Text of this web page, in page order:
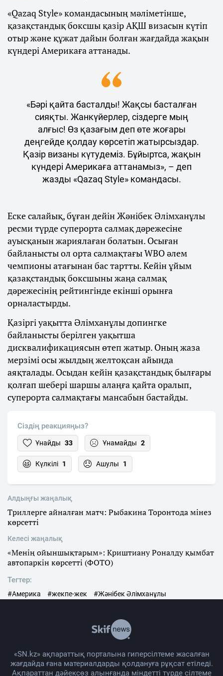
«Qazaq Style» командасының мәліметінше,
қазақстандық боксшы қазір АҚШ визасын күтіп
отыр және құжат дайын болған жағдайда жақын
күндері Америкаға аттанады.
«Бәрі қайта басталды! Жақсы басталған
сияқты. Жанкүйерлер, сіздерге мың
алғыс! Өз қазағым деп өте жоғары
деңгейде қолдау көрсетіп жатырсыздар.
Қазір визаны күтудеміз. Бұйыртса, жақын
күндері Америкаға аттанамыз», – деп
жазды «Qazaq Style» командасы.
Еске салайық, бұған дейін Жәнібек Әлімханұлы
ресми түрде суперорта салмақ дәрежесіне
ауысқанын жариялаған болатын. Осыған
байланысты ол орта салмақтағы WBO әлем
чемпионы атағынан бас тартты. Кейін ұйым
қазақстандық боксшыны жаңа салмақ
дәрежесінің рейтингінде екінші орынға
орналастырды.
Қазіргі уақытта Әлімханұлы допингке
байланысты берілген уақытша
дисквалификациясын өтеп жатыр. Оның жаза
мерзімі осы жылдың желтоқсан айында
аяқталады. Осыдан кейін қазақстандық былғары
қолғап шебері шаршы алаңға қайта оралып,
суперорта салмақтағы мансабын бастайды.
Сіздің реакцияңыз?
Ұнайды 33 Ұнамайды 2
Күлкілі 1 Ашулы 1
Алдыңғы жаңалық
Триллерге айналған матч: Рыбакина Торонтода мінез
көрсетті
Келесі жаңалық
«Менің ойыншықтарым»: Криштиану Роналду қымбат
автопаркін көрсетті (ФОТО)
Тегтер:
#Америка #жекпе-жек #Жәнібек Әлімханұлы
«SN.kz» ақпараттық порталына гиперсілтеме жасалған
жағдайда ғана материалдарды қолдануға рұқсат етіледі.
Ақпараттан дәйексөз алынғанда міндетті түрде сілтеме